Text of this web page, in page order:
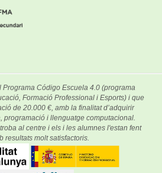
Programa Código Escuela 4.0 (programa
Formació Professional i Esports) i que
de 20.000 €, amb la finalitat d’adquirir
programació i llenguatge computacional.
al centre i els i les alumnes l'estan fent
resultats molt satisfactoris.